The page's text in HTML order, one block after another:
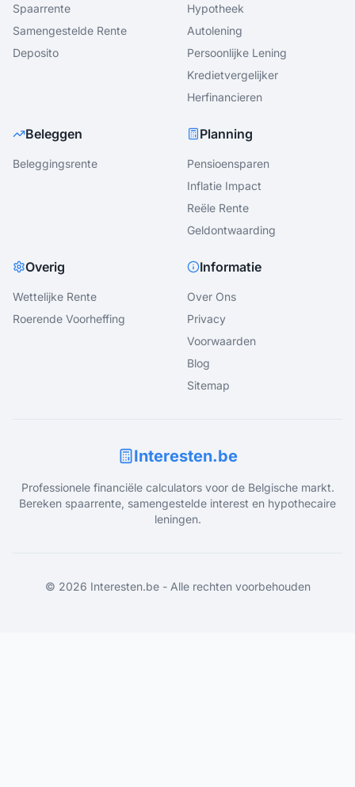
Spaarrente
Samengestelde Rente
Deposito
Hypotheek
Autolening
Persoonlijke Lening
Kredietvergelijker
Herfinancieren
Beleggen
Beleggingsrente
Planning
Pensioensparen
Inflatie Impact
Reële Rente
Geldontwaarding
Overig
Wettelijke Rente
Roerende Voorheffing
Informatie
Over Ons
Privacy
Voorwaarden
Blog
Sitemap
Interesten.be
Professionele financiële calculators voor de Belgische markt.
Bereken spaarrente, samengestelde interest en hypothecaire
leningen.
© 2026 Interesten.be - Alle rechten voorbehouden